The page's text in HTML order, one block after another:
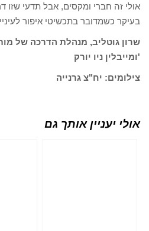
אולי זה חברי ומקסים, אבל תדעי שזו
בעיקר כשמדובר בתכשיטי איפור
שרון גוטליב, מנהלת הדרכה של
'ומייבלין ניו יורק
צילומים: יח"צ גרנייה
אולי יעניין אותך גם